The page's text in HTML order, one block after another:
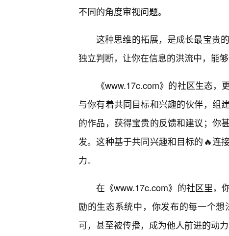
不同的角度审视问题。
这种思维的拓展，是成长最宝贵
独立判断，让你在信息的洪流中，能
《www.17c.com》的社区生态
与你有着共同目标和兴趣的伙伴，组
的作品，获得宝贵的反馈和建议；你
发。这种基于共同兴趣和目标的🔥连
力。
在《www.17c.com》的社区里，
励的生态系统中，你发布的每一个
可，甚至被传播，成为他人前进的动力